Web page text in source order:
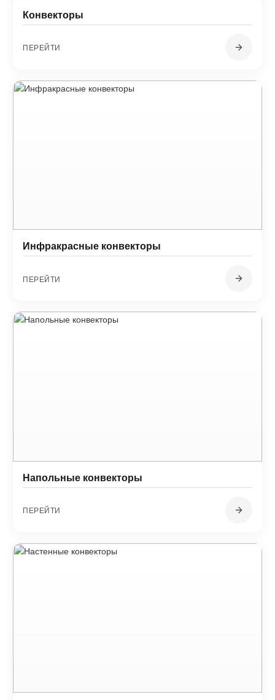
Конвекторы
ПЕРЕЙТИ
Инфракрасные конвекторы
ПЕРЕЙТИ
Напольные конвекторы
ПЕРЕЙТИ